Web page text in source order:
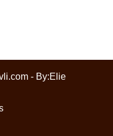
- By:Elie